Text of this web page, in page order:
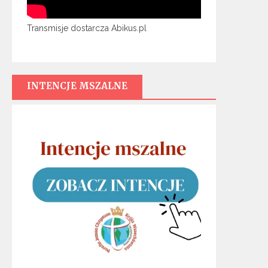
Transmisje dostarcza Abikus.pl
INTENCJE MSZALNE